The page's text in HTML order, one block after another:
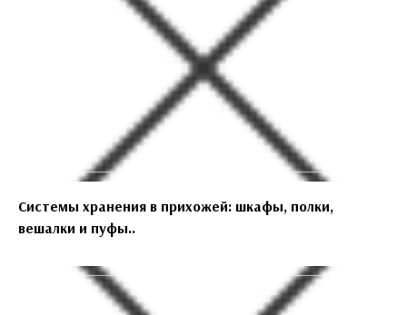
Системы хранения в прихожей: шкафы, полки,
вешалки и пуфы..